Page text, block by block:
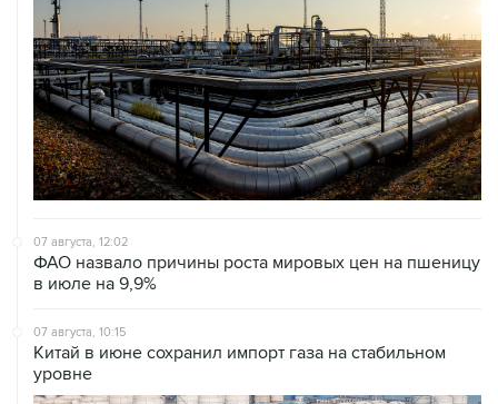
07 августа, 12:02
ФАО назвало причины роста мировых цен на пшеницу
в июле на 9,9%
07 августа, 10:15
Китай в июне сохранил импорт газа на стабильном
уровне